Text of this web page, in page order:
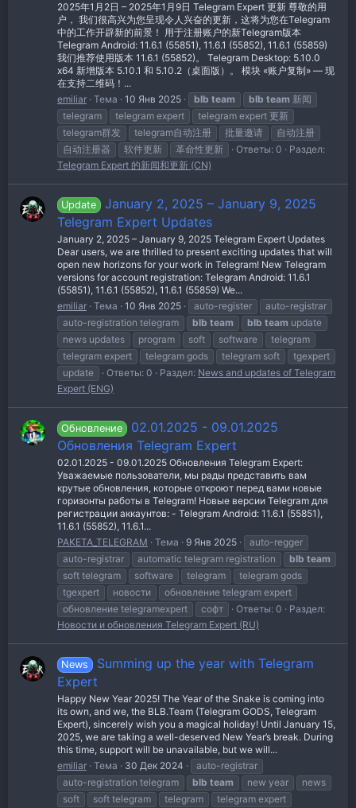
2025年1月2日 – 2025年1月9日 Telegram Expert 更新 尊敬的用
户， 我们很高兴为您呈现令人兴奋的更新，这将为您在Telegram
中的工作开辟新的前景！ 用于注册账户的新Telegram版本
Telegram Android: 11.6.1 (55851), 11.6.1 (55852), 11.6.1 (55859)
我们推荐使用版本 11.6.1 (55852)。 Telegram Desktop: 5.10.0
x64 新增版本 5.10.1 和 5.10.2（桌面版）。 模块 «账户复制» — 现
在支持二维码！...
emiliar Тема 10 Янв 2025 blb team blb team 新闻
telegram
telegram expert
telegram expert 更新
telegram群发
telegram自动注册 批量邀请
自动注册
自动注册器
软件更新 革命性更新 Ответы: 0
Раздел:
Telegram Expert 的新闻和更新 (CN)
Update
January 2, 2025 – January 9, 2025
Telegram Expert Updates
January 2, 2025 – January 9, 2025 Telegram Expert Updates
Dear users, we are thrilled to present exciting updates that will
open new horizons for your work in Telegram! New Telegram
versions for account registration: Telegram Android: 11.6.1
(55851), 11.6.1 (55852), 11.6.1 (55859) We...
emiliar Тема 10 Янв 2025 auto-register
auto-registrar
auto-registration telegram
blb team blb team update
news updates
program soft software
telegram
telegram expert
telegram gods telegram soft
tgexpert
update
Ответы: 0 Раздел: News and updates of Telegram
Expert (ENG)
Обновление
02.01.2025 - 09.01.2025
Обновления Telegram Expert
02.01.2025 - 09.01.2025 Обновления Telegram Expert:
Уважаемые пользователи, мы рады представить вам
крутые обновления, которые откроют перед вами новые
горизонты работы в Telegram! Новые версии Telegram для
регистрации аккаунтов: - Telegram Android: 11.6.1 (55851),
11.6.1 (55852), 11.6.1...
PAKETA_TELEGRAM
Тема 9 Янв 2025
auto-regger
auto-registrar
automatic telegram registration blb team
soft telegram
software telegram
telegram gods
tgexpert
новости
обновление telegram expert
обновление telegramexpert
софт Ответы: 0
Раздел:
Новости и обновления Telegram Expert (RU)
News
Summing up the year with Telegram
Expert
Happy New Year 2025! The Year of the Snake is coming into
its own, and we, the BLB.Team (Telegram GODS, Telegram
Expert), sincerely wish you a magical holiday! Until January 15,
2025, we are taking a well-deserved New Year’s break. During
this time, support will be unavailable, but we will...
emiliar Тема 30 Дек 2024
auto-registrar
auto-registration telegram
blb team new year
news
soft
soft telegram telegram
telegram expert